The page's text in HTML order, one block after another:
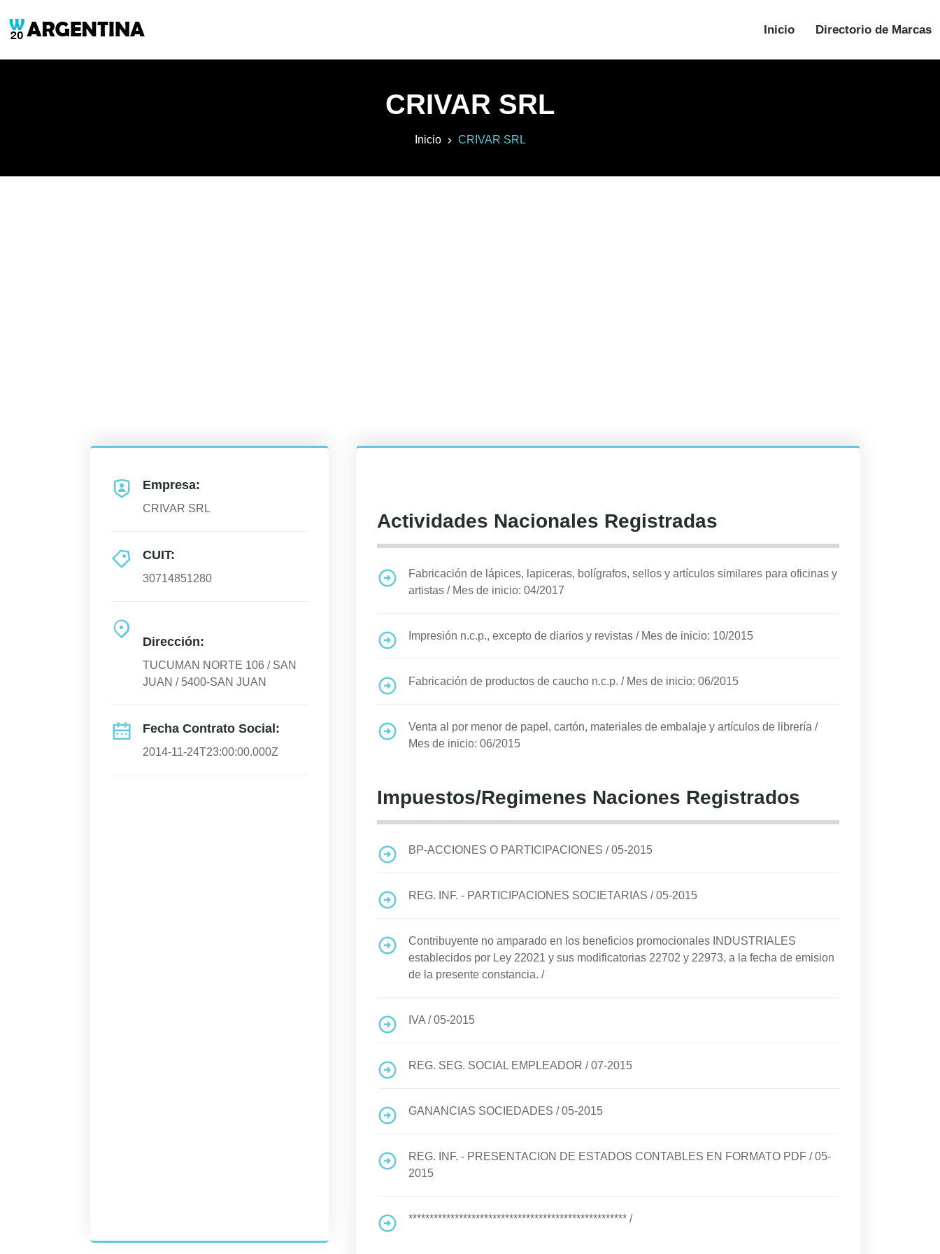
Inicio Directorio de Marcas
CRIVAR SRL
Inicio CRIVAR SRL
Empresa:
CRIVAR SRL
CUIT:
30714851280
Dirección:
TUCUMAN NORTE 106 / SAN
JUAN / 5400-SAN JUAN
Fecha Contrato Social:
2014-11-24T23:00:00.000Z
Actividades Nacionales Registradas
Fabricación de lápices, lapiceras, bolígrafos, sellos y artículos similares para oficinas y
artistas / Mes de inicio: 04/2017
Impresión n.c.p., excepto de diarios y revistas / Mes de inicio: 10/2015
Fabricación de productos de caucho n.c.p. / Mes de inicio: 06/2015
Venta al por menor de papel, cartón, materiales de embalaje y artículos de librería /
Mes de inicio: 06/2015
Impuestos/Regimenes Naciones Registrados
BP-ACCIONES O PARTICIPACIONES /05-2015
REG. INF. - PARTICIPACIONES SOCIETARIAS /05-2015
Contribuyente no amparado en los beneficios promocionales INDUSTRIALES
establecidos por Ley 22021 y sus modificatorias 22702 y 22973, a la fecha de emision
de la presente constancia. /
IVA /05-2015
REG. SEG. SOCIAL EMPLEADOR /07-2015
GANANCIAS SOCIEDADES /05-2015
REG. INF. - PRESENTACION DE ESTADOS CONTABLES EN FORMATO PDF /05-
2015
**************************************************** /